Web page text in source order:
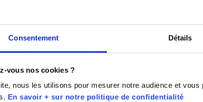
Consentement Détails
vous nos cookies ?
nous les utilisons pour mesurer notre audience et
En savoir + sur notre politique de confidentialité
Quels types de lunettes sont